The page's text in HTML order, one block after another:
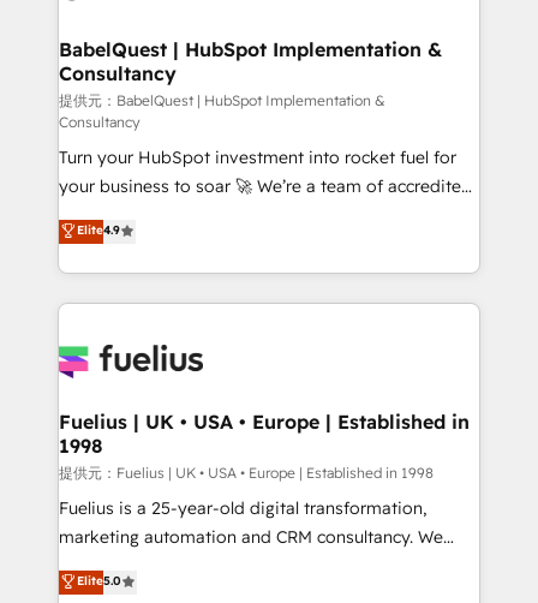
operations A little about us: • Boutique 'Elite' team of
12 • 150+ clients across Sales Hub, Marketing Hub,
Service Hub, Data Hub and CMS • ISO/IEC
27001:2022, ISO 9001:2015, and ISO 42001:2023
certified - the AI management standard • GuardHub:
our AI governance framework, built on ISO 42001
Ready for the next step? Click the 👈 '𝗖𝗼𝗻𝘁𝗮𝗰𝘁
𝗯𝘂𝘀𝗶𝗻𝗲𝘀𝘀' button to get in touch (𝘸𝘦'𝘳𝘦 𝘴𝘶𝘱𝘦𝘳
𝘳𝘦𝘴𝘱𝘰𝘯𝘴𝘪𝘷𝘦)
BabelQuest | HubSpot Implementation &
Consultancy
提供元：BabelQuest | HubSpot Implementation &
Consultancy
Turn your HubSpot investment into rocket fuel for
your business to soar 🚀 We’re a team of accredited
HubSpot experts ready to help you. We can
implement the platform into complex business
environments, optimise what you've got and make
sure you can actually use it, build your website in
for you and execute it on HubSpot. We are on the
framework, meaning we've been accredited by
HubSpot and vetted by the CCS, which means we
can support public sector companies as well the
other ones listed in our profile. Our services: -
HubSpot implementation - HubSpot CMS website
is there for you to: - Grow revenue, and run your
Elite4.9
Fuelius | UK • USA • Europe | Established in
1998
提供元：Fuelius | UK • USA • Europe | Established in 1998
Fuelius is a 25-year-old digital transformation,
marketing automation and CRM consultancy. We
enable mid-market and enterprise clients to
maximise their return from digital and fuel their
Elite5.0